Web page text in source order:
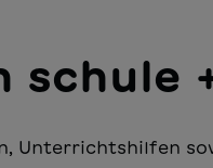
schule
Unterrichtshilfen